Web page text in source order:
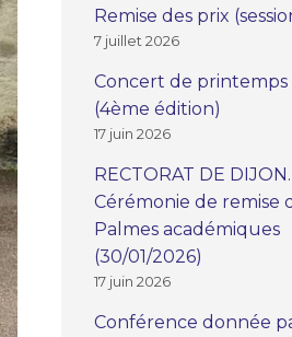
Remise des prix
7 juillet 2026
Concert de printemps
(4ème édition)
17 juin 2026
RECTORAT DE DIJON.
Cérémonie de remise
Palmes académiques
(30/01/2026)
17 juin 2026
Conférence donnée